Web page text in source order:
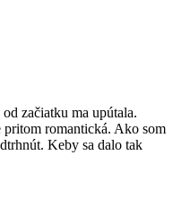
začiatku ma upútala.
pritom romantická. Ako som
Keby sa dalo tak